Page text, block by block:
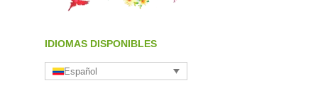
IDIOMAS DISPONIBLES
Español